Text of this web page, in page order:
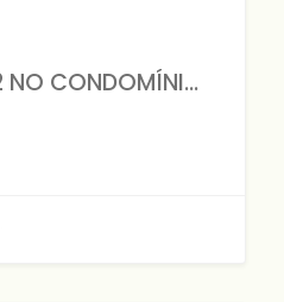
TERRENO 380m2 NO CONDOMÍNIO RESIDENCIAL ALPHAVILLE 4, PONTA NEGRA - DISPONÍVEL PARA VENDA